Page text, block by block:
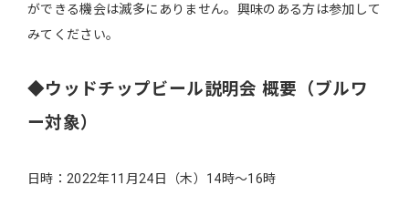
ができる機会は滅多にありません。興味のある方は参加して
みてください。
◆ウッドチップビール説明会 概要（ブルワ
ー対象）
日時：2022年11月24日（木）14時～16時